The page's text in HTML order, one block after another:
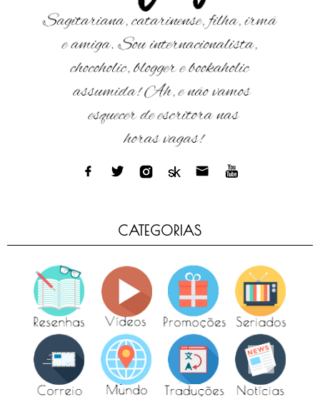
CATEGORIAS